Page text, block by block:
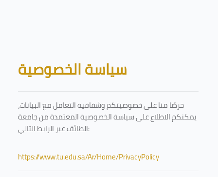
Blocks
سياسة الخصوصية
حرصًا منا على خصوصيتكم وشفافية التعامل مع البيانات،
يمكنكم الاطلاع على سياسة الخصوصية المعتمدة من جامعة
الطائف عبر الرابط التالي:
https://www.tu.edu.sa/Ar/Home/PrivacyPolicy